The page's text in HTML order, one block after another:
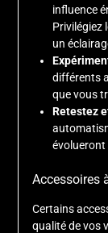
influence
Privilégiez
un
différents
que vous
Retestez
évolueront
Accessoires
Certains
qualité de vos